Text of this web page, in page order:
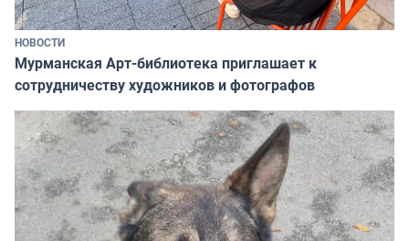
НОВОСТИ
Мурманская Арт-библиотека приглашает к
сотрудничеству художников и фотографов